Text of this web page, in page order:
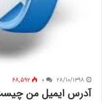
۲۸/۱۰/۱۳۹۸ ۶۸,۵۹۲
آدرس ایمیل من